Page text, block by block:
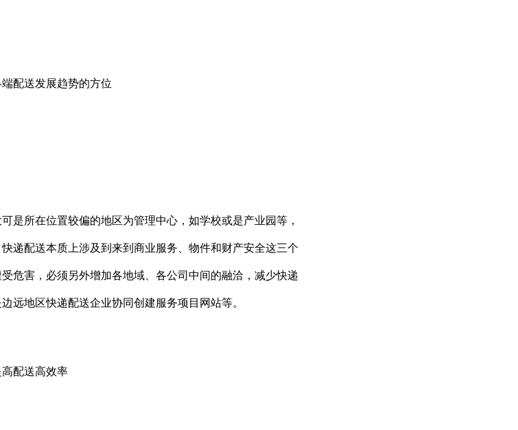
配送发展趋势的方位
所在位置较偏的地区为管理中心，如学校或是产业园等，
递配送本质上涉及到来到商业服务、物件和财产安全这三个
危害，必须另外增加各地域、各公司中间的融洽，减少快递
远地区快递配送企业协同创建服务项目网站等。
配送高效率